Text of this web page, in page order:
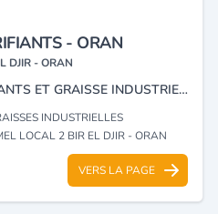
- ORAN
DJIR - ORAN
FABRICATION DE LUBRIFIANTS ET GRAISSE INDUSTRIELLE.
INDUSTRIELLES
LOCAL 2 BIR EL DJIR - ORAN
VERS LA PAGE